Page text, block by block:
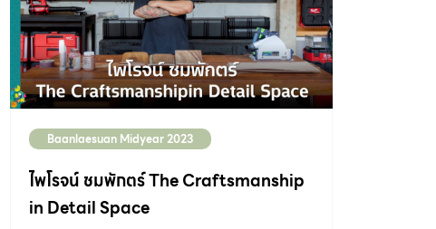
Baanlaesuan Midyear 2023
ไพโรจน์ ชมพักตร์ The Craftsmanship
in Detail Space